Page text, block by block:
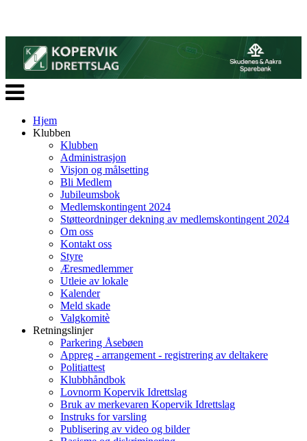
Veksle
navigasjon
Hjem
Klubben
Klubben
Administrasjon
Visjon og målsetting
Bli Medlem
Jubileumsbok
Medlemskontingent 2024
Støtteordninger dekning av medlemskontingent 2024
Om oss
Kontakt oss
Styre
Æresmedlemmer
Utleie av lokale
Kalender
Meld skade
Valgkomitè
Retningslinjer
Parkering Åsebøen
Appreg - arrangement - registrering av deltakere
Politiattest
Klubbhåndbok
Lovnorm Kopervik Idrettslag
Bruk av merkevaren Kopervik Idrettslag
Instruks for varsling
Publisering av video og bilder